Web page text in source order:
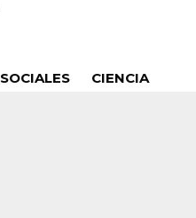
SOCIALES CIENCIA